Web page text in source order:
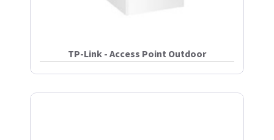
TP-Link - Access Point Outdoor